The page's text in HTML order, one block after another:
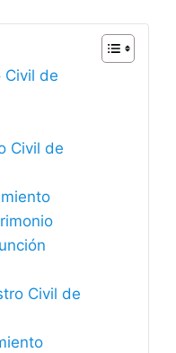
Civil de
Civil de
Civil de